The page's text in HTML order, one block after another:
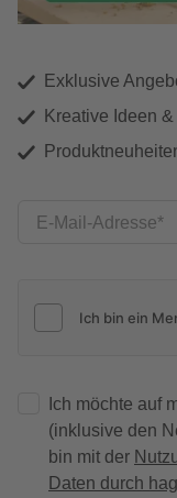
Exklusive
Kreative Ideen
E-Mail-Adresse
Ich möchte auf
(inklusive den
bin mit der
Daten durch